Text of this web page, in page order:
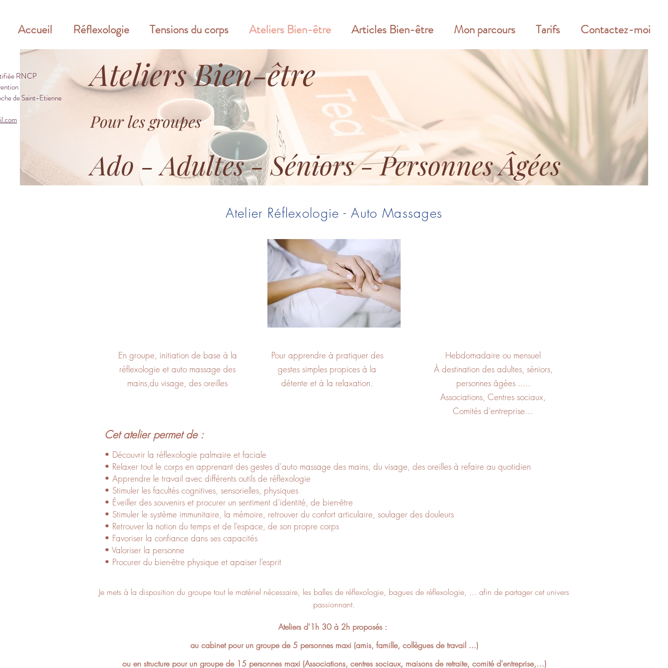
Accueil Réflexologie Tensions du corps Ateliers Bien-être Articles Bien-être Mon parcours Tarifs Contactez-moi
Ateliers Bien-être
Pour les groupes
Ado - Adultes - Séniors - Personnes Âgées
Atelier Réflexologie - Auto Massages
En groupe, initiation de base à la
réflexologie et auto massage des
mains,du visage, des oreilles
Pour apprendre à pratiquer des
gestes simples propices à la
détente et à la relaxation.
Hebdomadaire ou mensuel
À destination des adultes, séniors,
personnes âgées .....
Associations, Centres sociaux,
Comités d'entreprise…
Cet atelier permet de :
• Découvrir la réflexologie palmaire et faciale
• Relaxer tout le corps en apprenant des gestes d'auto massage des mains, du visage, des oreilles à refaire au quotidien
• Apprendre le travail avec différents outils de réflexologie
• Stimuler les facultés cognitives, sensorielles, physiques
• Éveiller des souvenirs et procurer un sentiment d’identité, de bien-être
• Stimuler le système immunitaire, la mémoire, retrouver du confort articulaire, soulager des douleurs
• Retrouver la notion du temps et de l’espace, de son propre corps
• Favoriser la confiance dans ses capacités
• Valoriser la personne
• Procurer du bien-être physique et apaiser l’esprit
Je mets à la disposition du groupe tout le matériel nécessaire, les balles de réflexologie, bagues de réflexologie, ... afin de partager cet univers
passionnant.
Ateliers d'1h 30 à 2h proposés :
au cabinet pour un groupe de 5 personnes maxi (amis, famille, collègues de travail ...)
ou en structure pour un groupe de 15 personnes maxi (Associations, centres sociaux, maisons de retraite, comité d'entreprise,…)
RNCP
de Saint-Etienne